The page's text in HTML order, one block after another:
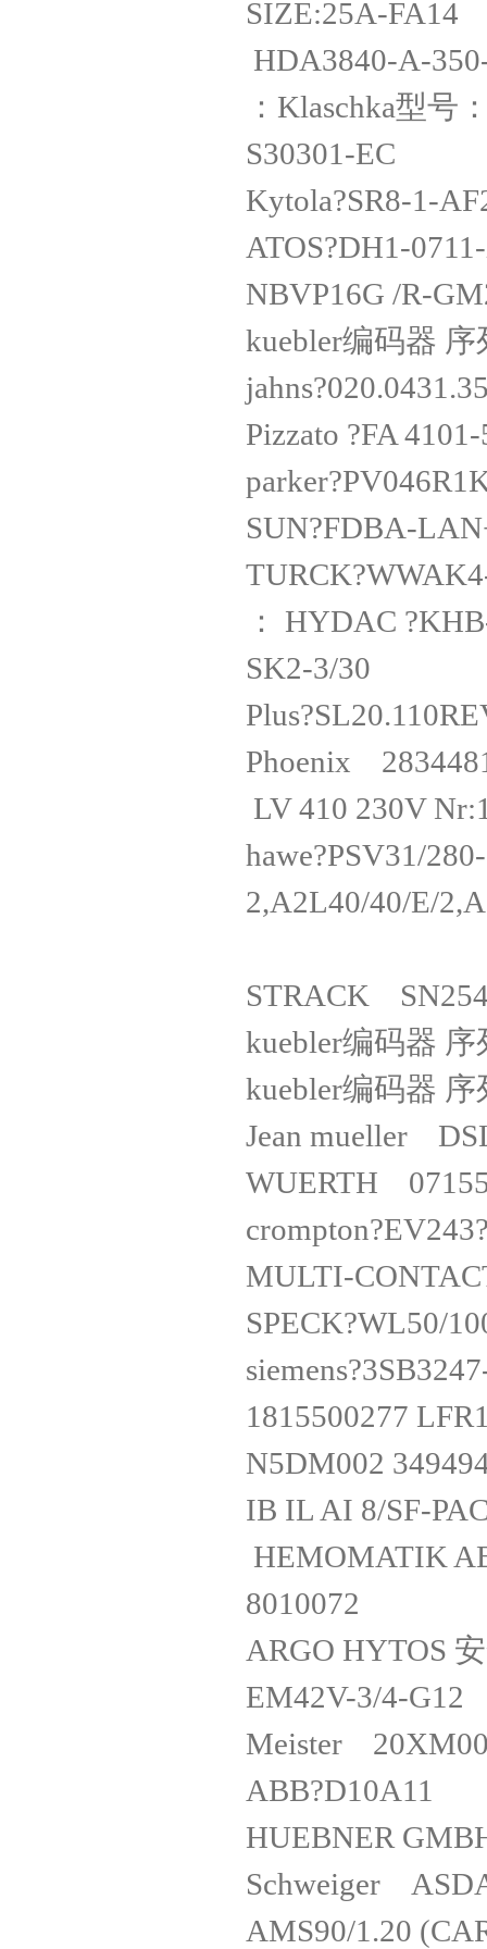
SIZE:25A-
HDA3840-A-
：Klaschka型
S30301-
ATOS?DH1-
NBVP16G /
kuebler编码器
Pizzato ?FA
SUN?FDBA-
： HYDAC
SK2-3/
Phoenix
LV 410 230V
hawe?PSV31/280-
2,A2L40/40/E/
STRACK
kuebler编码器
kuebler编码器
Jean mueller
WUERTH
MULTI-
1815500277
N5DM002
IB IL AI 8/
HEMOMATIK
8010072
ARGO
EM42V-3/
Meister
HUEBNER
Schweiger
AMS90/1.20